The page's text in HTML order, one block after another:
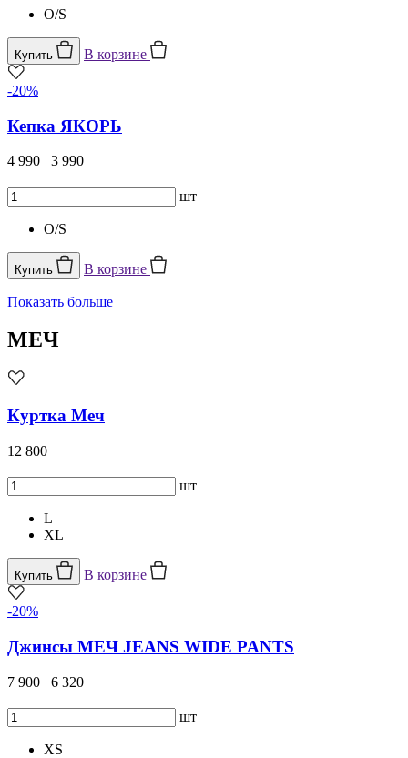
O/S
Купить В корзине
-20%
Кепка ЯКОРЬ
4 990 3 990
шт
O/S
Купить В корзине
Показать больше
МЕЧ
Куртка Меч
12 800
шт
L
XL
Купить В корзине
-20%
Джинсы МЕЧ JEANS WIDE PANTS
7 900 6 320
шт
XS